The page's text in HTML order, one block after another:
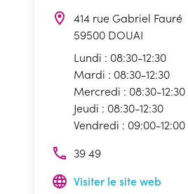
414 rue Gabriel Fauré
59500 DOUAI
Lundi : 08:30-12:30
Mardi : 08:30-12:30
Mercredi : 08:30-12:30
Jeudi : 08:30-12:30
Vendredi : 09:00-12:00
39 49
Visiter le site web